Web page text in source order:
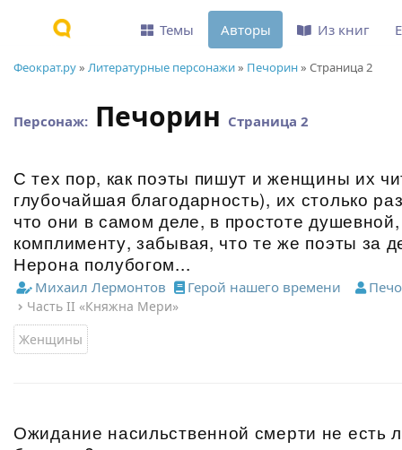
Феократ.ру» Литературные персонажи» Печорин» Страница 2
Персонаж: Печорин Страница 2
С тех пор, как поэты пишут и женщины их
глубочайшая благодарность), их столько
что они в самом деле, в простоте
комплименту, забывая, что те же поэты за
Нерона полубогом...
Михаил Лермонтов Герой нашего времени
Часть II «Княжна Мери»
Женщины
Ожидание насильственной смерти не есть
Темы Авторы Из книг